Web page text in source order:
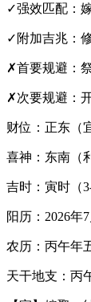
✓强效匹配：
✓附加吉兆：
✗首要规避：
✗次要规避：
财位：正东（
喜神：东南（
吉时：寅时（
阳历：2026年
农历：丙午年
天干地支：丙